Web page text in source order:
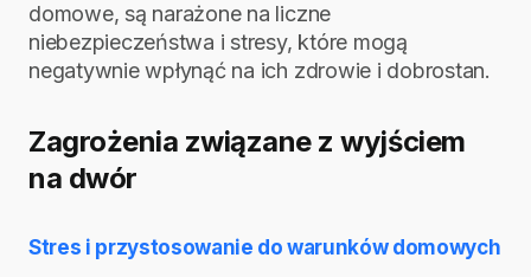
domowe, są narażone na liczne
niebezpieczeństwa i stresy, które mogą
negatywnie wpłynąć na ich zdrowie i dobrostan.
Zagrożenia związane z wyjściem
na dwór
Stres i przystosowanie do warunków domowych